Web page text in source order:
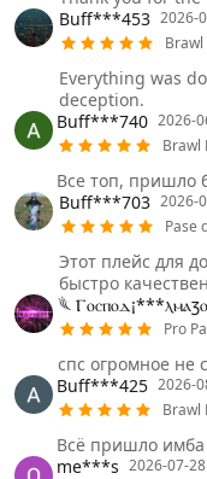
Buff***453 2026-
Brawl
Everything was
deception.
Buff***740 2026-
Brawl
Все топ, пришло
Buff***703 2026-
Pase
Этот плейс для
быстро
𓆰
Pro
спс огромное не
Buff***425 2026-
Brawl
Всё пришло имба
me***s 2026-07-